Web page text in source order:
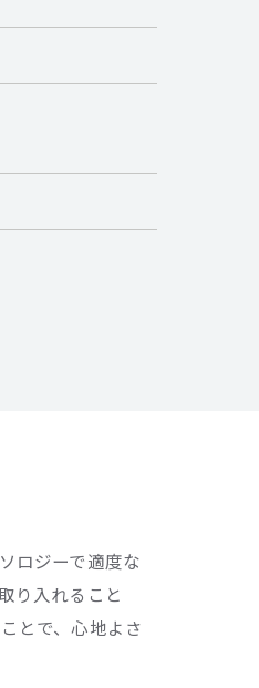
ロジーで適度な
り入れること
とで、心地よさ